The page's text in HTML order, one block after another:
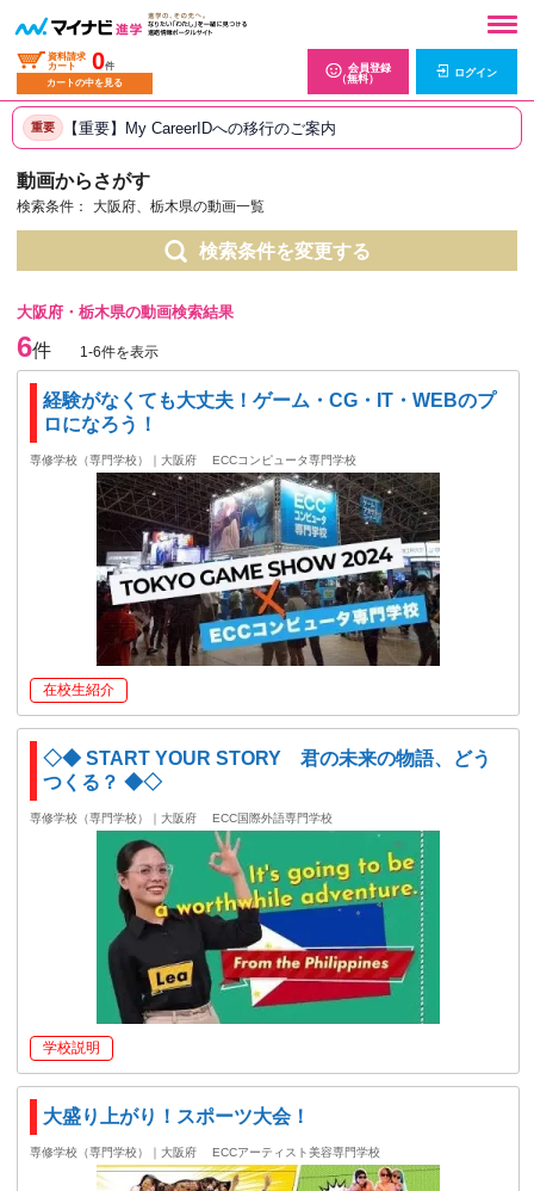
資料請求
カート
0件
カートの中を見る
会員登録
（無料）
ログイン
重要 【重要】My CareerIDへの移行のご案内
動画からさがす
検索条件： 大阪府、栃木県の動画一覧
検索条件を変更する
大阪府・栃木県の動画検索結果
6件 1-6件を表示
経験がなくても大丈夫！ゲーム・CG・IT・WEBのプ
ロになろう！
専修学校（専門学校）｜大阪府 ECCコンピュータ専門学校
在校生紹介
◇◆ START YOUR STORY 君の未来の物語、どう
つくる？ ◆◇
専修学校（専門学校）｜大阪府 ECC国際外語専門学校
学校説明
大盛り上がり！スポーツ大会！
専修学校（専門学校）｜大阪府 ECCアーティスト美容専門学校